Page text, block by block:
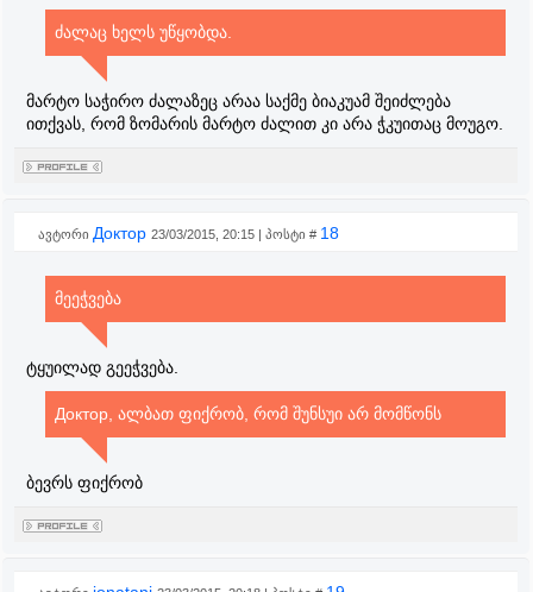
ძალაც ხელს უწყობდა.
მარტო საჭირო ძალაზეც არაა საქმე ბიაკუამ შეიძლება
ითქვას, რომ ზომარის მარტო ძალით კი არა ჭკუითაც მოუგო.
ავტორი Доктор 23/03/2015, 20:15 | პოსტი # 18
მეეჭვება
ტყუილად გეეჭვება.
Доктор, ალბათ ფიქრობ, რომ შუნსუი არ მომწონს
ბევრს ფიქრობ